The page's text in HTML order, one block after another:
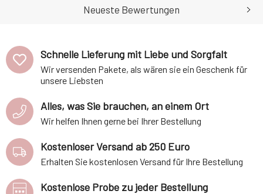
Perfekt für die Verwendung mit
diejenigen, die eine makellose
Oberflä
Körper auftragen.Warum
Körper geeignet ist, um einen
natürlich gebrä
Neueste Bewertungen
Schnelle Lieferung mit Liebe und Sorgfalt
Wir versenden Pakete, als wären sie ein Geschenk für
unsere Liebsten
Alles, was Sie brauchen, an einem Ort
Wir helfen Ihnen gerne bei Ihrer Bestellung
Kostenloser Versand ab 250 Euro
Erhalten Sie kostenlosen Versand für Ihre Bestellung
Kostenlose Probe zu jeder Bestellung